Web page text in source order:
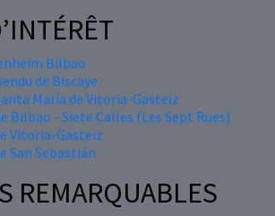
Bilbao
de Biscaye
María de Vitoria-Gasteiz
Bilbao - Siete Calles (Les Sept Rues)
Vitoria-Gasteiz
San Sebastián
REMARQUABLES